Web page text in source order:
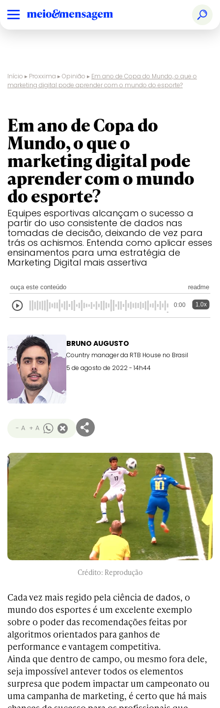
Início ▸ Proxxima ▸Opinião ▸ Em ano de Copa do Mundo, o que o
marketing digital pode aprender com o mundo do esporte?
Em ano de Copa do
Mundo, o que o
marketing digital pode
aprender com o mundo
do esporte?
Equipes esportivas alcançam o sucesso a
partir do uso consistente de dados nas
tomadas de decisão, deixando de vez para
trás os achismos. Entenda como aplicar esses
ensinamentos para uma estratégia de
Marketing Digital mais assertiva
ouça este conteúdo readme
0:00 1.0x
BRUNO AUGUSTO
Country manager da RTB House no Brasil
5 de agosto de 2022 - 14h44
- A + A
Crédito: Reprodução
Cada vez mais regido pela ciência de dados, o
mundo dos esportes é um excelente exemplo
sobre o poder das recomendações feitas por
algoritmos orientados para ganhos de
performance e vantagem competitiva.
Ainda que dentro de campo, ou mesmo fora dele,
seja impossível antever todos os elementos
surpresa que podem impactar um campeonato ou
uma campanha de marketing, é certo que há mais